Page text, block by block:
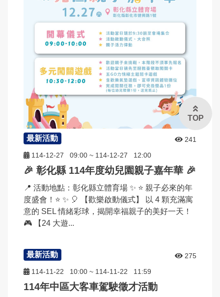
最新活動 241
114-12-27 09:00 ~ 114-12-27 12:00
🎉 彰化縣 114年度幼兒園親子嘉年華 🎉
📍 活動地點：彰化縣立體育場 ✨ ⭐️ 親子必來的年
度盛會！⭐️ ✨ 🎈 【歡樂啟動儀式】 以 4 顆充滿寓
意的 SEL 情緒彩球，揭開幸福親子的美好一天！
🎮 【24 大遊...
最新活動 275
114-11-22 10:00 ~ 114-11-22 11:59
114年中區大客車駕駛徵才活動
TOP